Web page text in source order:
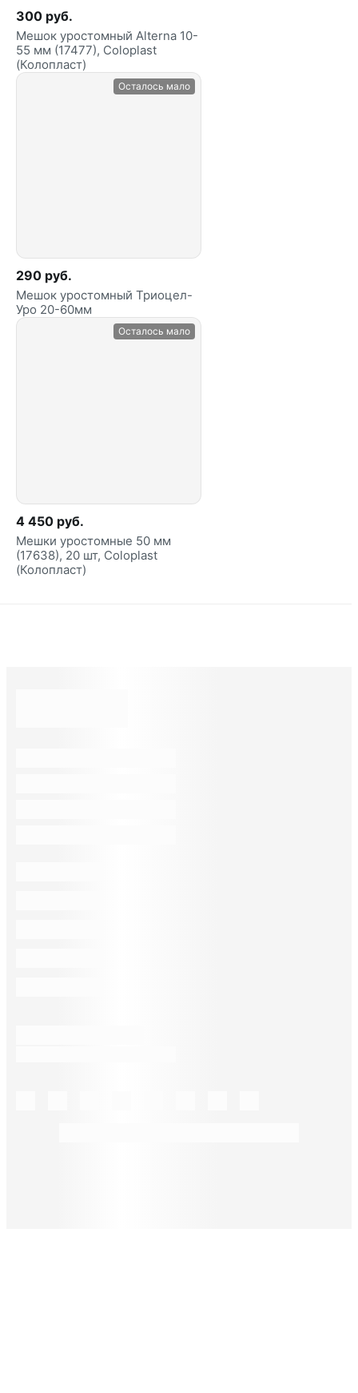
300 руб.
Мешок уростомный Alterna 10-
55 мм (17477), Coloplast
(Колопласт)
Осталось мало
290 руб.
Мешок уростомный Триоцел-
Уро 20-60мм
Осталось мало
4 450 руб.
Мешки уростомные 50 мм
(17638), 20 шт, Coloplast
(Колопласт)